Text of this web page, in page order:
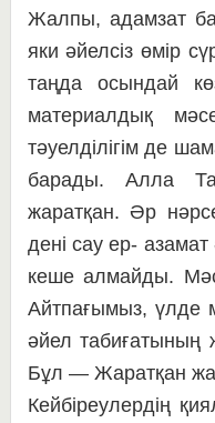
Жалпы, адамзат
яки әйелсіз өмір
таңда осындай
материалдық
тәуелділігім де
барады. Алла
жаратқан. Әр
дені сау ер-
кеше ал­май­ды.
Айт­па­ғы­мыз, үлде
әйел та­би­­ғатының
Бұл — Жа­ратқан
Кейбіреулердің